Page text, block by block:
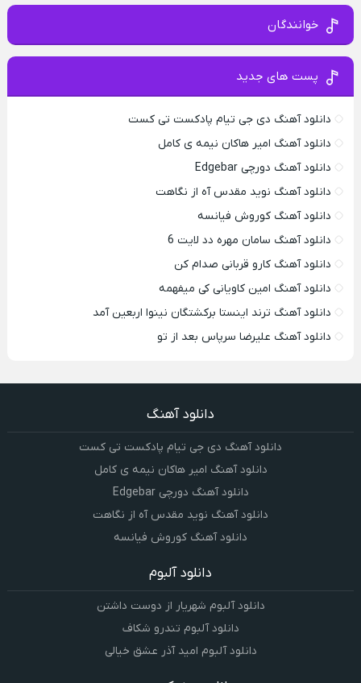
خوانندگان
پست های جدید
دانلود آهنگ دی جی تیام پادکست تی کست
دانلود آهنگ امیر هاکان نیمه ی کامل
دانلود آهنگ دورچی Edgebar
دانلود آهنگ نوید مقدس آه از نگاهت
دانلود آهنگ کوروش فیانسه
دانلود آهنگ سامان مهره دد لایت 6
دانلود آهنگ کارو قربانی صدام کن
دانلود آهنگ امین کاویانی کی میفهمه
دانلود آهنگ ترند اینستا برکشتگان نینوا اربعین آمد
دانلود آهنگ علیرضا سرپاس بعد از تو
دانلود آهنگ
دانلود آهنگ دی جی تیام پادکست تی کست
دانلود آهنگ امیر هاکان نیمه ی کامل
دانلود آهنگ دورچی Edgebar
دانلود آهنگ نوید مقدس آه از نگاهت
دانلود آهنگ کوروش فیانسه
دانلود آلبوم
دانلود آلبوم شهریار از دوست داشتن
دانلود آلبوم تندرو شکاف
دانلود آلبوم امید آذر عشق خیالی